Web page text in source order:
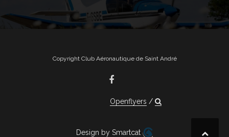
Copyright Club Aéronautique de Saint André
Openflyers
Design by Smartcat